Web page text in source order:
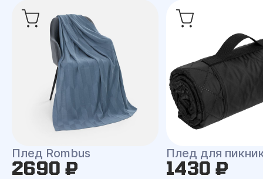
Плед Rombus
2690 ₽
Плед для
1430 ₽